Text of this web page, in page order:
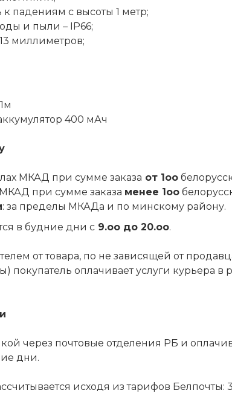
падениям с высоты 1 метр;
и пыли – IP66;
миллиметров;
400 мАч
МКАД при сумме заказа от 1оо
при сумме заказа менее 1оо
: за пределы МКАДа и по минскому району.
в будние дни с 9.оо до 20.оо.
от товара, по не зависящей от
покупатель оплачивает услуги курьера в
через почтовые отделения РБ и
дни.
исходя из тарифов Белпочты: